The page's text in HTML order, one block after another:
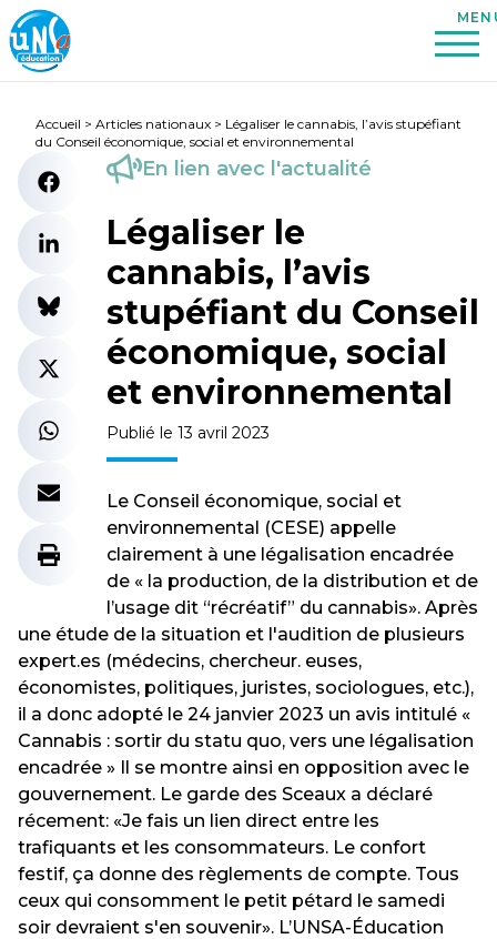
Accueil > Articles nationaux > Légaliser le cannabis, l’avis stupéfiant
du Conseil économique, social et environnemental
En lien avec l'actualité
Légaliser le
cannabis, l’avis
stupéfiant du Conseil
économique, social
et environnemental
Publié le 13 avril 2023
Le Conseil économique, social et
environnemental (CESE) appelle
clairement à une légalisation encadrée
de « la production, de la distribution et de
l’usage dit “récréatif” du cannabis». Après
une étude de la situation et l'audition de plusieurs
expert.es (médecins, chercheur. euses,
économistes, politiques, juristes, sociologues, etc.),
il a donc adopté le 24 janvier 2023 un avis intitulé «
Cannabis : sortir du statu quo, vers une légalisation
encadrée » Il se montre ainsi en opposition avec le
gouvernement. Le garde des Sceaux a déclaré
récement: «Je fais un lien direct entre les
trafiquants et les consommateurs. Le confort
festif, ça donne des règlements de compte. Tous
ceux qui consomment le petit pétard le samedi
soir devraient s'en souvenir». L’UNSA-Éducation